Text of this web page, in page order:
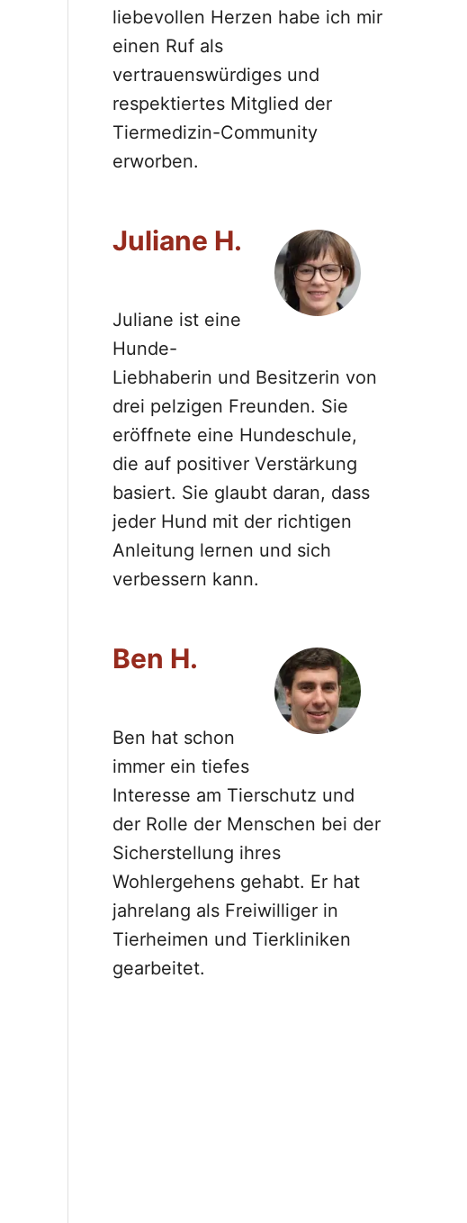
liebevollen Herzen habe ich mir
einen Ruf als
vertrauenswürdiges und
respektiertes Mitglied der
Tiermedizin-Community
erworben.
Juliane H.
Juliane ist eine
Hunde-
Liebhaberin und Besitzerin von
drei pelzigen Freunden. Sie
eröffnete eine Hundeschule,
die auf positiver Verstärkung
basiert. Sie glaubt daran, dass
jeder Hund mit der richtigen
Anleitung lernen und sich
verbessern kann.
Ben H.
Ben hat schon
immer ein tiefes
Interesse am Tierschutz und
der Rolle der Menschen bei der
Sicherstellung ihres
Wohlergehens gehabt. Er hat
jahrelang als Freiwilliger in
Tierheimen und Tierkliniken
gearbeitet.